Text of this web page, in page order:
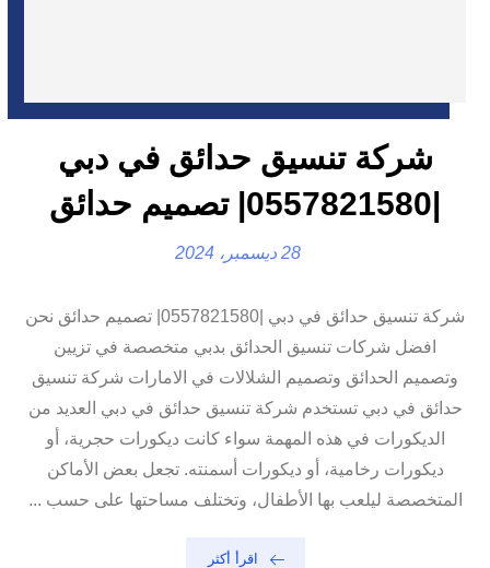
شركة تنسيق حدائق في دبي
28 ديسمبر، 2024
شركة تنسيق حدائق في دبي |0557821580| تصميم حدائق نحن
افضل شركات تنسيق الحدائق بدبي متخصصة في تزيين
وتصميم الحدائق وتصميم الشلالات في الامارات شركة تنسيق
حدائق في دبي تستخدم شركة تنسيق حدائق في دبي العديد من
الديكورات في هذه المهمة سواء كانت ديكورات حجرية، أو
ديكورات رخامية، أو ديكورات أسمنته. تجعل بعض الأماكن
المتخصصة ليلعب بها الأطفال، وتختلف مساحتها على حسب ...
اقرأ أكثر